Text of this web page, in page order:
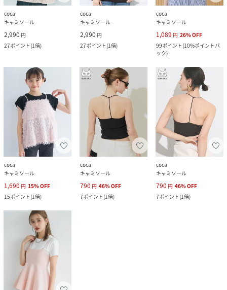
coca
キャミソール
2,990 円
27ポイント(1倍)
coca
キャミソール
2,990 円
27ポイント(1倍)
coca
キャミソール
1,089 円 26%OFF
99ポイント(10%ポイントバ
ック)
coca
キャミソール
1,690 円 15%OFF
15ポイント(1倍)
coca
キャミソール
790 円 46%OFF
7ポイント(1倍)
coca
キャミソール
790 円 46%OFF
7ポイント(1倍)